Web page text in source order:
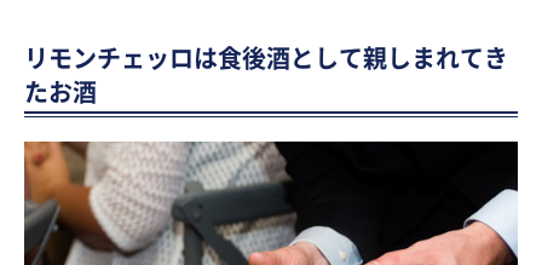
リモンチェッロは食後酒として親しまれてき
たお酒